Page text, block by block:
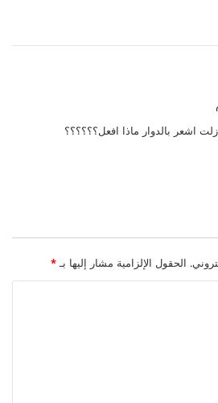
اشعر بالدوار ماذا افعل؟؟؟؟؟؟
الحقول الإلزامية مشار إليها بـ*